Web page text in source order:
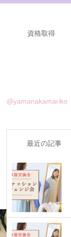
資格取得
@yamanakamariko
最近の記事